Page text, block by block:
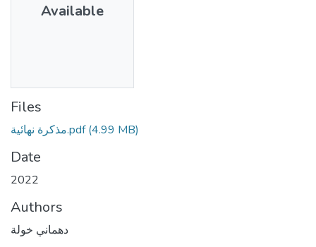
Available
Files
مذكرة نهائية.pdf (4.99 MB)
Date
2022
Authors
دهماني خولة